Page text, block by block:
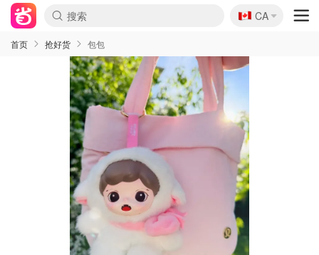
🇨🇦
CA
首页 抢好货 包包